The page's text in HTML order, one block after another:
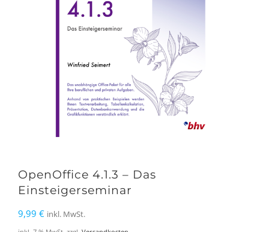
OpenOffice 4.1.3 – Das
Einsteigerseminar
9,99 € inkl. MwSt.